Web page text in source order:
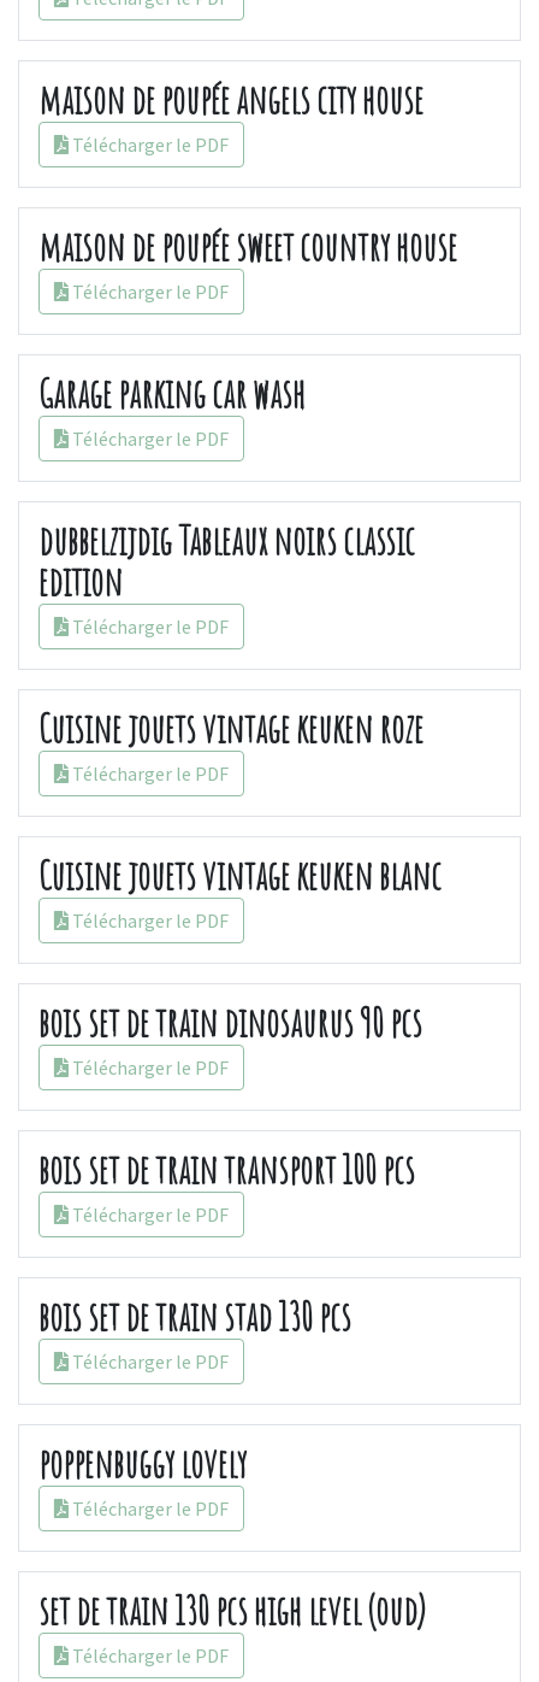
maison de poupée angels city house
Télécharger le PDF
maison de poupée sweet country house
Télécharger le PDF
Garage parking car wash
Télécharger le PDF
dubbelzijdig Tableaux noirs classic
edition
Télécharger le PDF
Cuisine jouets vintage keuken roze
Télécharger le PDF
Cuisine jouets vintage keuken blanc
Télécharger le PDF
bois set de train dinosaurus 90 pcs
Télécharger le PDF
bois set de train transport 100 pcs
Télécharger le PDF
bois set de train stad 130 pcs
Télécharger le PDF
poppenbuggy lovely
Télécharger le PDF
set de train 130 pcs high level (oud)
Télécharger le PDF